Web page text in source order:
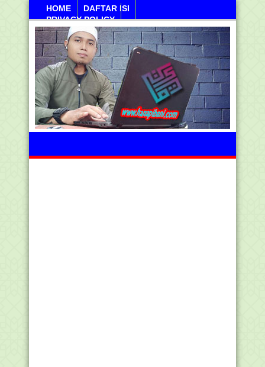
HOME
DAFTAR ISI
PRIVACY POLICY
Jumahat, 07 Agustus 2026